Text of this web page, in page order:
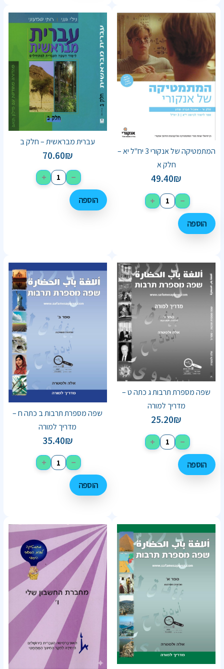
המתמטיקה של אנקורי 3 יח"ל יא –
חלק א
49.40₪
−
+
הוספה
עברית מבראשית – חלק ב
70.60₪
−
+
הוספה
שפה מספרת תרבות ג כתה ט –
מדריך למורה
25.20₪
−
+
הוספה
שפה מספרת תרבות ב כתה ח –
מדריך למורה
35.40₪
−
+
הוספה